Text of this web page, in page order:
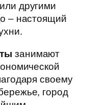
другими
– настоящий
занимают
своему
город